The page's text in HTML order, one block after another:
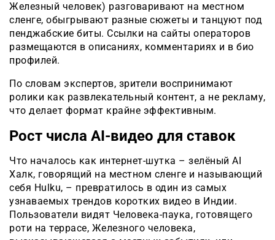
Железный человек) разговаривают на местном
сленге, обыгрывают разные сюжеты и танцуют под
пенджабские биты. Ссылки на сайты операторов
размещаются в описаниях, комментариях и в био
профилей.
По словам экспертов, зрители воспринимают
ролики как развлекательный контент, а не рекламу,
что делает формат крайне эффективным.
Рост числа AI-видео для ставок
Что началось как интернет-шутка – зелёный AI
Халк, говорящий на местном сленге и называющий
себя Hulku, – превратилось в один из самых
узнаваемых трендов коротких видео в Индии.
Пользователи видят Человека-паука, готовящего
роти на террасе, Железного человека,